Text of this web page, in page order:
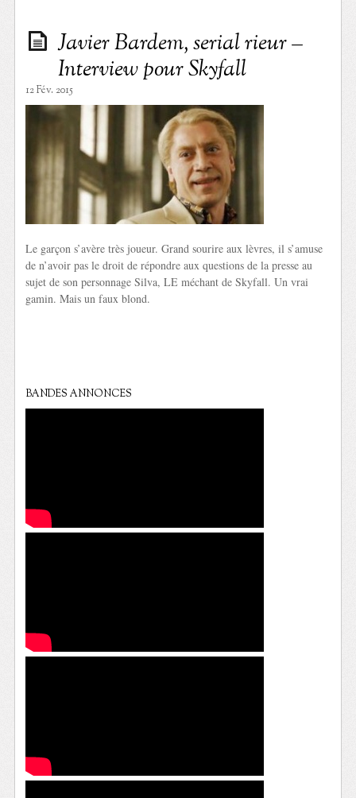
Javier Bardem, serial rieur –
Interview pour Skyfall
12 Fév. 2015
Le garçon s’avère très joueur. Grand sourire aux lèvres, il s’amuse
de n’avoir pas le droit de répondre aux questions de la presse au
sujet de son personnage Silva, LE méchant de Skyfall. Un vrai
gamin. Mais un faux blond.
BANDES ANNONCES